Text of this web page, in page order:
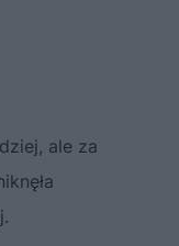
ale za